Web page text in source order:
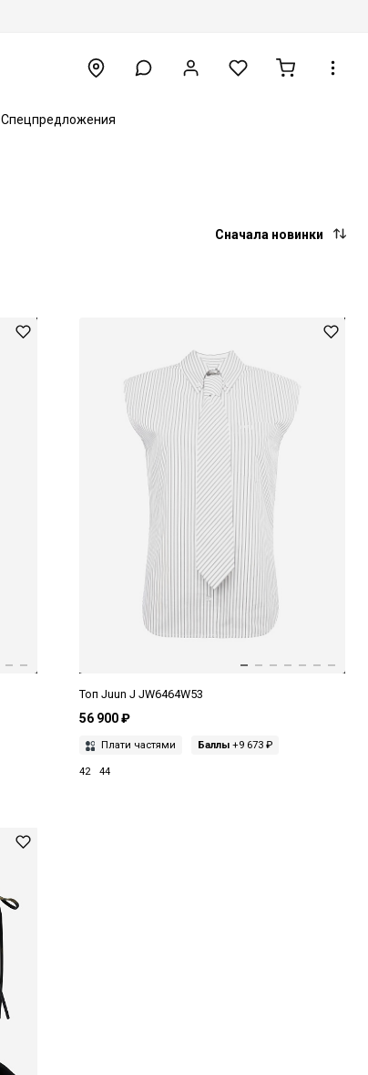
Спецпредложения
Сначала новинки
Топ Juun J JW6464W53
56 900 ₽
Плати частями Баллы+9 673 ₽
42 44